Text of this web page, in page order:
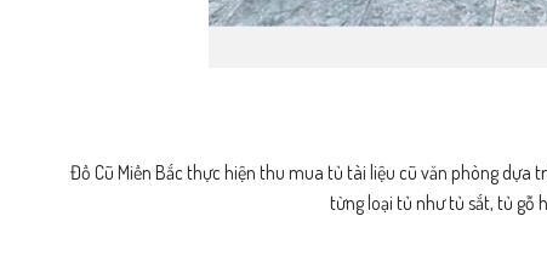
Đồ Cũ Miền Bắc thực hiện thu mua tủ tài liệu cũ văn phòng dựa
từng loại tủ như tủ sắt, tủ gỗ